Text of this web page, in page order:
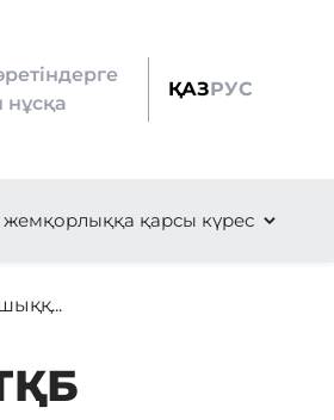
нұсқа
ҚАЗРУС
қарсы күрес